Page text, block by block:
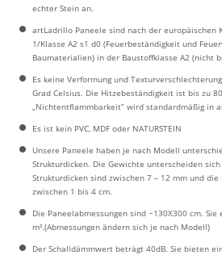
echter Stein an.
artLadrillo Paneele sind nach der europäischen
1/Klasse A2 s1 d0 (Feuerbeständigkeit und
Baumaterialien) in der Baustoffklasse A2 (nicht
Es keine Verformung und
Grad Celsius. Die Hitzebeständigkeit ist bis zu
„Nichtentflammbarkeit” wird standardmäßig in
Es ist kein PVC, MDF oder NATURSTEIN
Unsere Paneele haben je nach Modell
Strukturdicken. Die Gewichte unterscheiden sich
Strukturdicken sind zwischen 7 – 12 mm und
zwischen 1 bis 4 cm.
Die Paneelabmessungen sind ~130X300 cm.
m².(Abmessungen ändern sich je nach Modell)
Der Schalldämmwert beträgt 40dB. Sie bieten